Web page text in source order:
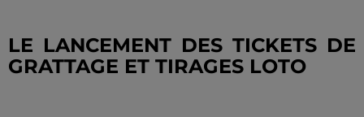
LE LANCEMENT DES TICKETS DE
GRATTAGE ET TIRAGES LOTO